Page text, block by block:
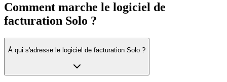
Comment marche le logiciel de
facturation Solo ?
À qui s'adresse le logiciel de facturation Solo ?